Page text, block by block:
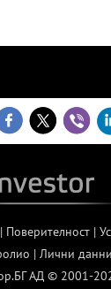
Поверителност|
| Лични данни
АД © 2001-